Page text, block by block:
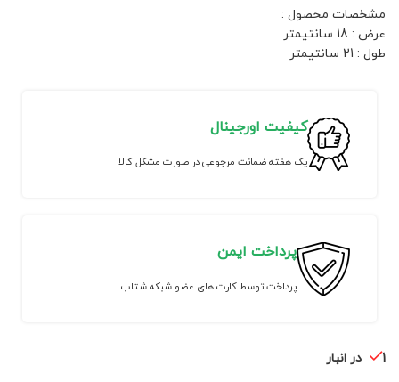
مشخصات محصول :
عرض : 18 سانتیمتر
طول : 21 سانتیمتر
کیفیت اورجینال
یک هفته ضمانت مرجوعی در صورت مشکل کالا
پرداخت ایمن
پرداخت توسط کارت های عضو شبکه شتاب
1 در انبار